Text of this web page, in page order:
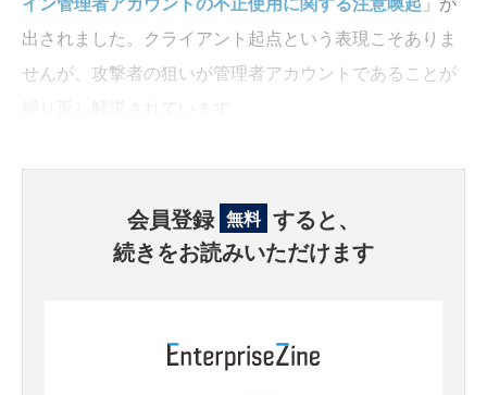
出されました。クライアント起点という表現こそありま
せんが、攻撃者の狙いが管理者アカウントであることが
会員登録 無料 すると、
続きをお読みいただけます